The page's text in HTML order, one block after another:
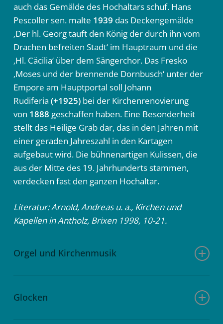
auch das Gemälde des Hochaltars schuf. Hans
Pescoller sen. malte 1939 das Deckengemälde
‚Der hl. Georg tauft den König der durch ihn vom
Drachen befreiten Stadt‘ im Hauptraum und die
‚Hl. Cäcilia‘ über dem Sängerchor. Das Fresko
‚Moses und der brennende Dornbusch‘ unter der
Empore am Hauptportal soll Johann
Rudiferia (+1925)bei der Kirchenrenovierung
von 1888 geschaffen haben. Eine Besonderheit
stellt das Heilige Grab dar, das in den Jahren mit
einer geraden Jahreszahl in den Kartagen
aufgebaut wird. Die bühnenartigen Kulissen, die
aus der Mitte des 19. Jahrhunderts stammen,
verdecken fast den ganzen Hochaltar.
Literatur: Arnold, Andreas u. a., Kirchen und
Kapellen in Antholz, Brixen 1998, 10-21.
Orgel und Kirchenmusik
in die Kirche von Antholz Mittertal im Jahr 1900 die
Glocken